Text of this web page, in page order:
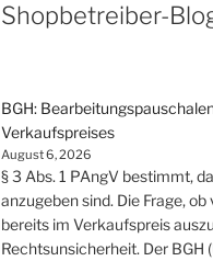
Shopbetreiber-
BGH:
Verkaufspreises
August 6, 2026
§ 3 Abs. 1 PAngV bestimmt,
anzugeben sind. Die Frage,
bereits im Verkaufspreis
Rechtsunsicherheit. Der BGH